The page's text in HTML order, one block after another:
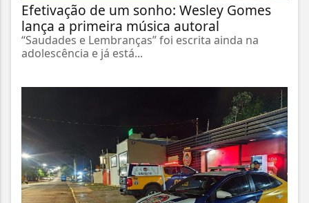
Efetivação de um sonho: Wesley Gomes
lança a primeira música autoral
“Saudades e Lembranças” foi escrita ainda na
adolescência e já está...